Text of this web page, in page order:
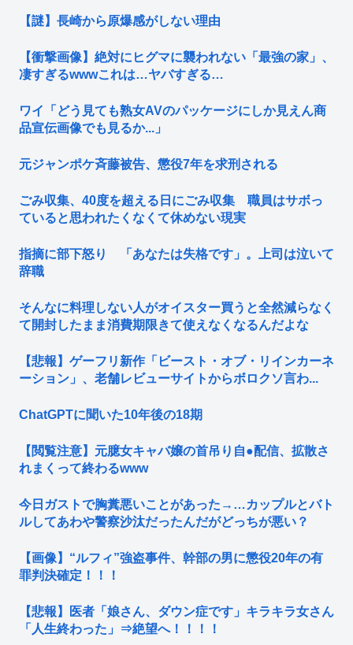
【謎】長崎から原爆感がしない理由
【衝撃画像】絶対にヒグマに襲われない「最強の家」、
凄すぎるwwwこれは…ヤバすぎる…
ワイ「どう見ても熟女AVのパッケージにしか見えん商
品宣伝画像でも見るか...」
元ジャンポケ斉藤被告、懲役7年を求刑される
ごみ収集、40度を超える日にごみ収集 職員はサボっ
ていると思われたくなくて休めない現実
指摘に部下怒り 「あなたは失格です」。上司は泣いて
辞職
そんなに料理しない人がオイスター買うと全然減らなく
て開封したまま消費期限きて使えなくなるんだよな
【悲報】ゲーフリ新作「ビースト・オブ・リインカーネ
ーション」、老舗レビューサイトからボロクソ言わ...
ChatGPTに聞いた10年後の18期
【閲覧注意】元臆女キャバ嬢の首吊り自●配信、拡散さ
れまくって終わるwww
今日ガストで胸糞悪いことがあった→…カップルとバト
ルしてあわや警察沙汰だったんだがどっちが悪い？
【画像】“ルフィ”強盗事件、幹部の男に懲役20年の有
罪判決確定！！！
【悲報】医者「娘さん、ダウン症です」キラキラ女さん
「人生終わった」⇒絶望へ！！！！